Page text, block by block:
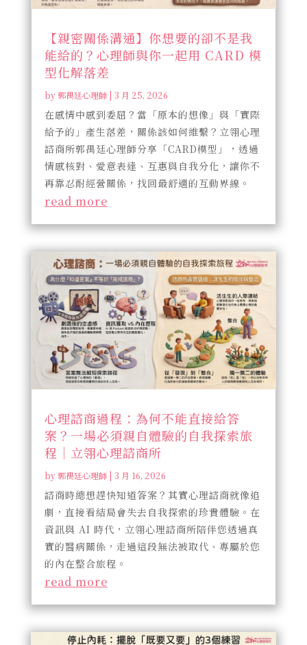
【親密關係溝通】你想要的卻不是我
能給的？心理師與你一起用 CARD 模
型化解落差
by郭禺廷心理師| 3 月 25, 2026
在感情中感到委屈？當「原本的想像」與「實際
給予的」產生落差，關係該如何維繫？立翎心理
諮商所郭禺廷心理師分享「CARD模型」，透過
情感核對、愛意表達、互惠與自我分化，讓你不
再靠忍耐經營關係，找回最舒適的互動界線。
read more
心理諮商過程：為何不能直接給答
案？一場必須親自體驗的自我探索旅
程｜立翎心理諮商所
by郭禺廷心理師| 3 月 16, 2026
諮商時總想趕快知道答案？其實心理諮商就像追
劇，直接看結局會失去自我探索的珍貴體驗。在
資訊與 AI 時代，立翎心理諮商所陪伴您透過真
實的醫病關係，走過這段無法被取代、專屬於您
的內在整合旅程。
read more